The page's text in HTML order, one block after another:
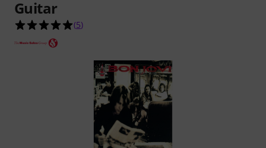
Guitar
5.0 av 5 stjärnor från 5 kundbetyg
(5)